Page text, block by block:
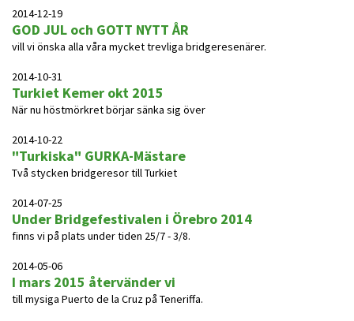
2014-12-19
GOD JUL och GOTT NYTT ÅR
vill vi önska alla våra mycket trevliga bridgeresenärer.
2014-10-31
Turkiet Kemer okt 2015
När nu höstmörkret börjar sänka sig över
2014-10-22
"Turkiska" GURKA-Mästare
Två stycken bridgeresor till Turkiet
2014-07-25
Under Bridgefestivalen i Örebro 2014
finns vi på plats under tiden 25/7 - 3/8.
2014-05-06
I mars 2015 återvänder vi
till mysiga Puerto de la Cruz på Teneriffa.